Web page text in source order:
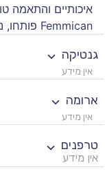
איכותיים והתאמה
Femmican פותחו, נבדקו והוכחו על נשים בלבד.
גנטיקה
אין מידע
ארומה
אין מידע
טרפנים
אין מידע